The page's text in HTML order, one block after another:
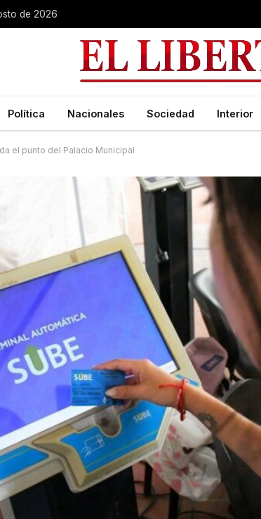
de 2026
Política Nacionales Sociedad Interior
el punto del Palacio Municipal